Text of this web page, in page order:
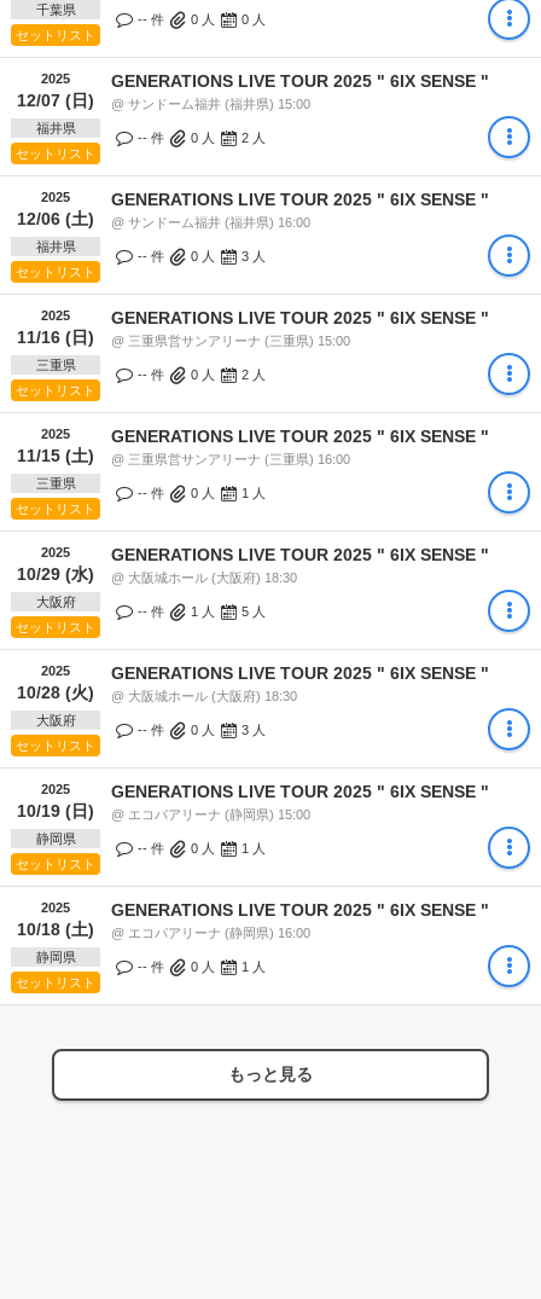
千葉県
セットリスト
-- 件 0 人 0 人
2025
12/07 (日)
福井県
セットリスト
GENERATIONS LIVE TOUR 2025 " 6IX SENSE "
@ サンドーム福井 (福井県) 15:00
-- 件 0 人 2 人
2025
12/06 (土)
福井県
セットリスト
GENERATIONS LIVE TOUR 2025 " 6IX SENSE "
@ サンドーム福井 (福井県) 16:00
-- 件 0 人 3 人
2025
11/16 (日)
三重県
セットリスト
GENERATIONS LIVE TOUR 2025 " 6IX SENSE "
@ 三重県営サンアリーナ (三重県) 15:00
-- 件 0 人 2 人
2025
11/15 (土)
三重県
セットリスト
GENERATIONS LIVE TOUR 2025 " 6IX SENSE "
@ 三重県営サンアリーナ (三重県) 16:00
-- 件 0 人 1 人
2025
10/29 (水)
大阪府
セットリスト
GENERATIONS LIVE TOUR 2025 " 6IX SENSE "
@ 大阪城ホール (大阪府) 18:30
-- 件 1 人 5 人
2025
10/28 (火)
大阪府
セットリスト
GENERATIONS LIVE TOUR 2025 " 6IX SENSE "
@ 大阪城ホール (大阪府) 18:30
-- 件 0 人 3 人
2025
10/19 (日)
静岡県
セットリスト
GENERATIONS LIVE TOUR 2025 " 6IX SENSE "
@ エコパアリーナ (静岡県) 15:00
-- 件 0 人 1 人
2025
10/18 (土)
静岡県
セットリスト
GENERATIONS LIVE TOUR 2025 " 6IX SENSE "
@ エコパアリーナ (静岡県) 16:00
-- 件 0 人 1 人
もっと見る